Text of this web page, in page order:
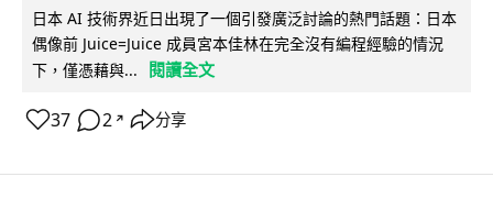
日本 AI 技術界近日出現了一個引發廣泛討論的熱門話題：日本
偶像前 Juice=Juice 成員宮本佳林在完全沒有編程經驗的情況
下，僅憑藉與...
閱讀全文
37 2 ↗ 分享